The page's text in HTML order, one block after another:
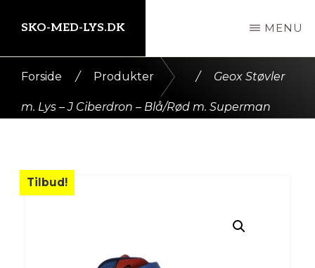
indhold
SKO-MED-LYS.DK MENU
Forside / Produkter / Geox Støvler
m. Lys – J Ciberdron – Blå/Rød m. Superman
Tilbud!